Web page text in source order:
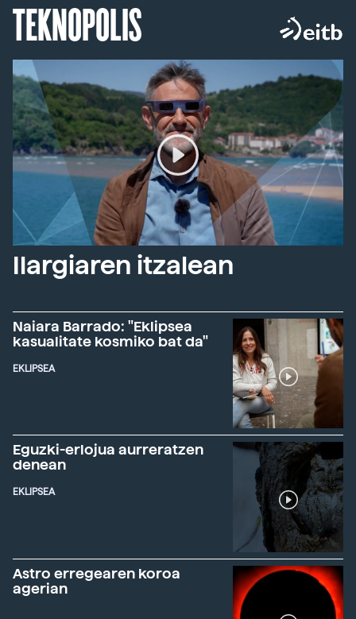
TEKNOPOLIS
Ilargiaren itzalean
Naiara Barrado: "Eklipsea
kasualitate kosmiko bat da"
EKLIPSEA
Eguzki-erlojua aurreratzen
denean
EKLIPSEA
Astro erregearen koroa
agerian